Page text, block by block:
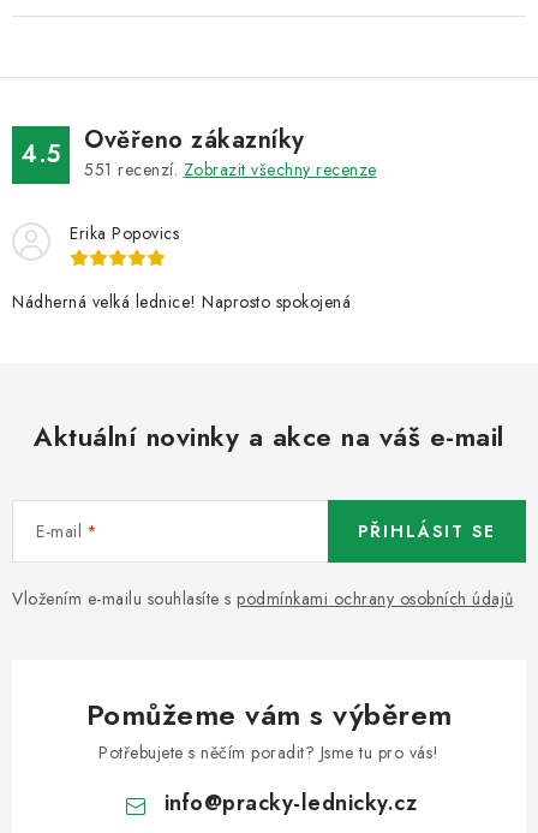
4.5 Ověřeno zákazníky
551 recenzí. Zobrazit všechny recenze
Erika Popovics
Nádherná velká lednice! Naprosto spokojená
Aktuální novinky a akce na váš e-mail
E-mail
Vložením e-mailu souhlasíte s podmínkami ochrany osobních údajů
PŘIHLÁSIT SE
Pomůžeme vám s výběrem
Potřebujete s něčím poradit? Jsme tu pro vás!
info@pracky-lednicky.cz